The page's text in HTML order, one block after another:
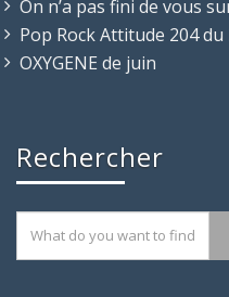
On n’a pas fini de vous
Pop Rock Attitude 204
OXYGENE de juin
Rechercher